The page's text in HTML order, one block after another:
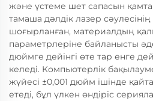
және үстеме шет сапасын
тамаша дәлдік лазер
шоғырланған, материалдың
параметрлеріне байланысты
дюймге дейінгі өте тар енге
келеді. Компьютерлік
жүйесі ±0,001 дюйм ішінде
етеді, бұл үлкен өндіріс